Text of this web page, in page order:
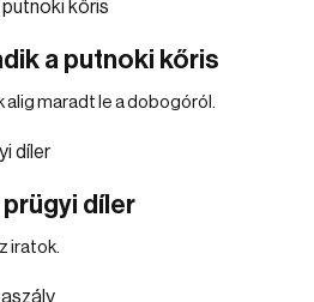
a putnoki kőris
maradt le a dobogóról.
díler
iratok.